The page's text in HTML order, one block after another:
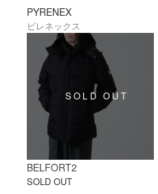
PYRENEX
ピレネックス
BELFORT2
SOLD OUT